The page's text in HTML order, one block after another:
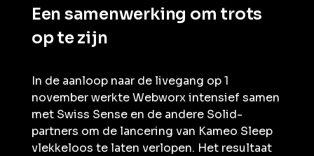
Een samenwerking om trots
op te zijn
In de aanloop naar de livegang op 1
november werkte Webworx intensief samen
met Swiss Sense en de andere Solid-
partners om de lancering van Kameo Sleep
vlekkeloos te laten verlopen. Het resultaat